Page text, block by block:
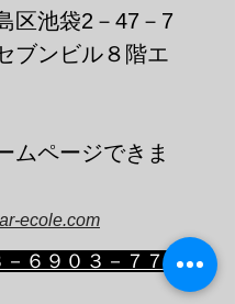
区池袋2－47－7
ブンビル８階エ
ムページできま
ecole.com
６９０３－７７３６